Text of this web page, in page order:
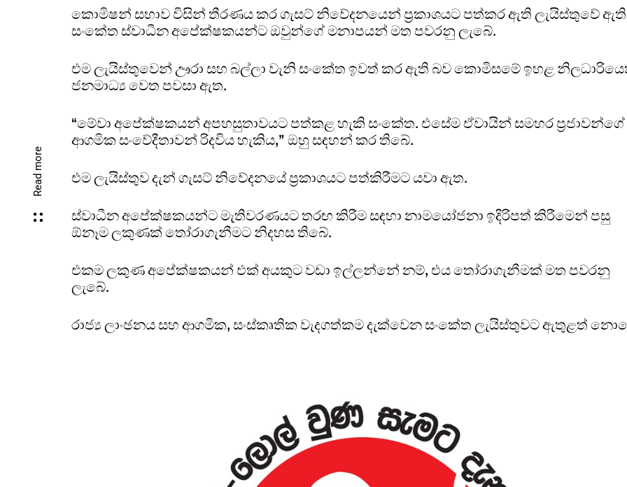
Read more
කොමිෂන් සභාව විසින් තීරණය කර ගැසට් නිවේදනයෙන් ප්‍රකාශයට පත්කර ඇති ලැයිස්තුවේ ඇති
සංකේත ස්වාධීන අපේක්ෂකයන්ට ඔවුන්ගේ මනාපයන් මත පවරනු ලැබේ.
එම ලැයිස්තුවෙන් ඌරා සහ බල්ලා වැනි සංකේත ඉවත් කර ඇති බව කොමිසමේ ඉහළ
ජනමාධ්‍ය වෙත පවසා ඇත.
“මේවා අපේක්ෂකයන් අපහසුතාවයට පත්කළ හැකි සංකේත. එසේම ඒවායින් සමහර ප්‍රජාවන්ගේ
ආගමික සංවේදීතාවන් රිදවිය හැකිය,” ඔහු සඳහන් කර තිබේ.
එම ලැයිස්තුව දැන් ගැසට් නිවේදනයේ ප්‍රකාශයට පත්කිරීමට යවා ඇත.
ස්වාධීන අපේක්ෂකයන්ට මැතිවරණයට තරඟ කිරීම සඳහා නාමයෝජනා ඉදිරිපත් කිරීමෙන් පසු
ඕනෑම ලකුණක් තෝරාගැනීමට නිදහස තිබේ.
එකම ලකුණ අපේක්ෂකයන් එක් අයකුට වඩා ඉල්ලන්නේ නම්, එය තෝරාගැනීමක් මත පවරනු
ලැබේ.
රාජ්‍ය ලාංඡනය සහ ආගමික, සංස්කෘතික වැදගත්කම දැක්වෙන සංකේත ලැයිස්තුවට ඇතුළත්